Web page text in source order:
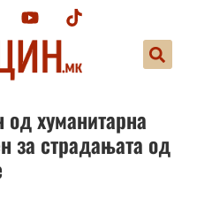
од хуманитарна
за страдањата од